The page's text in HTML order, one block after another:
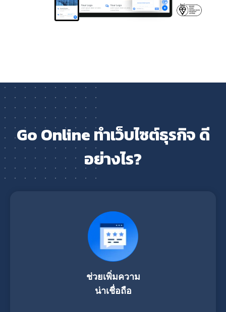
Go Online ทำเว็บไซต์ธุรกิจ ดี
อย่างไร?
ช่วยเพิ่มความ
น่าเชื่อถือ